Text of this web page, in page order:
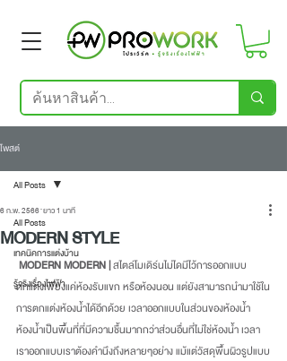
โพสต์
All Posts
เทคนิคการแต่งบ้าน
รู้จริงเรื่องไฟฟ้า
All Posts
MODERN STYLE
6 ก.พ. 2566 ยาว 1 นาที
MODERN MODERN | สไตล์โมเดิร์นไม่ไดมีไว้การออกแบบ
ตกแต่งเพียงแค่ห้องรับแขก หรือห้องนอน แต่ยังสามารถนำมาใช้ใน
การตกแต่งห้องน้ำได้อีกด้วย เวลาออกแบบในส่วนของห้องน้ำ
ห้องน้ำเป็นพื้นที่ที่มีความชื้นมากกว่าส่วนอื่นที่ไม่ใช่ห้องน้ำ เวลา
เราออกแบบเราต้องคำนึงถึงหลายๆอย่าง แม้แต่วัสดุพื้นผิวรูปแบบ